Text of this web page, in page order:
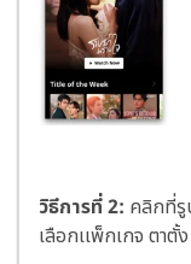
วิธีการที่ 2: คลิกที่
เลือกเเพ็กเกจ ตาตั้